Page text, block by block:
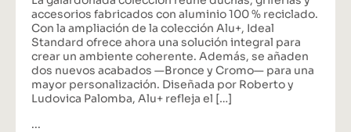
accesorios fabricados con aluminio 100 % reciclado.
Con la ampliación de la colección Alu+, Ideal
Standard ofrece ahora una solución integral para
crear un ambiente coherente. Además, se añaden
dos nuevos acabados —Bronce y Cromo— para una
mayor personalización. Diseñada por Roberto y
Ludovica Palomba, Alu+ refleja el […]
...